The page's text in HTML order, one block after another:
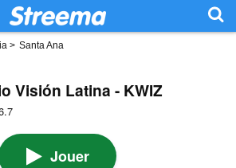
> Santa Ana
Visión Latina - KWIZ
Jouer